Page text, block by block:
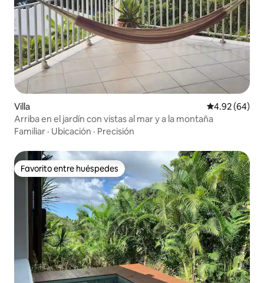
Villa Calificación
4.92 (64)
Arriba en el jardín con vistas al mar y a la montaña
Familiar · Ubicación · Precisión
Favorito entre huéspedes
Favorito entre huéspedes